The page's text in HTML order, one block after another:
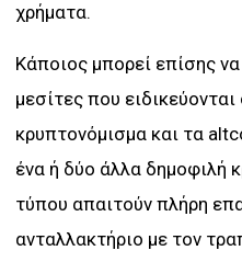
χρήματα.
Κάποιος μπορεί επίσης
μεσίτες που
κρυπτονόμισμα και τα
ένα ή δύο άλλα δημοφιλή
τύπου απαιτούν πλήρη
ανταλλακτήριο με τον